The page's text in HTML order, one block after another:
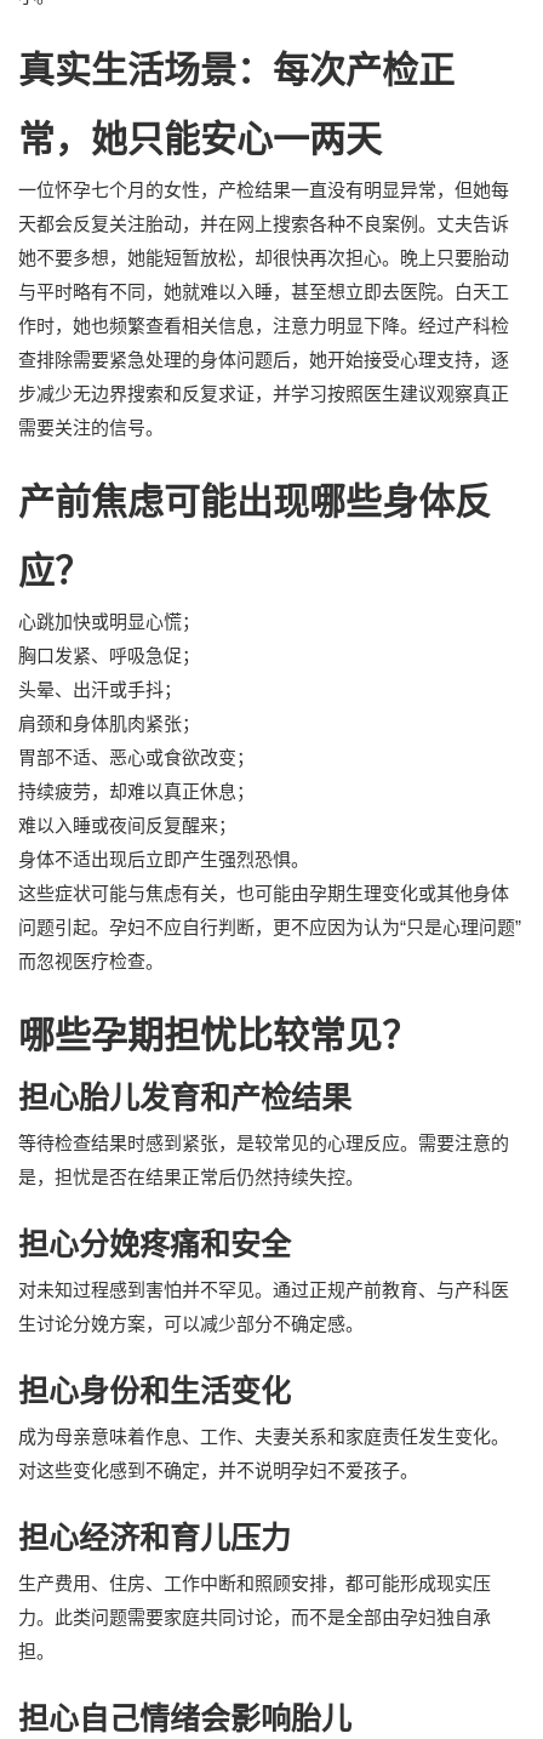
真实生活场景：每次产检正
常，她只能安心一两天
一位怀孕七个月的女性，产检结果一直没有明显异常，但她每
天都会反复关注胎动，并在网上搜索各种不良案例。丈夫告诉
她不要多想，她能短暂放松，却很快再次担心。晚上只要胎动
与平时略有不同，她就难以入睡，甚至想立即去医院。白天工
作时，她也频繁查看相关信息，注意力明显下降。经过产科检
查排除需要紧急处理的身体问题后，她开始接受心理支持，逐
步减少无边界搜索和反复求证，并学习按照医生建议观察真正
需要关注的信号。
产前焦虑可能出现哪些身体反
应？
心跳加快或明显心慌；
胸口发紧、呼吸急促；
头晕、出汗或手抖；
肩颈和身体肌肉紧张；
胃部不适、恶心或食欲改变；
持续疲劳，却难以真正休息；
难以入睡或夜间反复醒来；
身体不适出现后立即产生强烈恐惧。
这些症状可能与焦虑有关，也可能由孕期生理变化或其他身体
问题引起。孕妇不应自行判断，更不应因为认为“只是心理问题”
而忽视医疗检查。
哪些孕期担忧比较常见？
担心胎儿发育和产检结果
等待检查结果时感到紧张，是较常见的心理反应。需要注意的
是，担忧是否在结果正常后仍然持续失控。
担心分娩疼痛和安全
对未知过程感到害怕并不罕见。通过正规产前教育、与产科医
生讨论分娩方案，可以减少部分不确定感。
担心身份和生活变化
成为母亲意味着作息、工作、夫妻关系和家庭责任发生变化。
对这些变化感到不确定，并不说明孕妇不爱孩子。
担心经济和育儿压力
生产费用、住房、工作中断和照顾安排，都可能形成现实压
力。此类问题需要家庭共同讨论，而不是全部由孕妇独自承
担。
担心自己情绪会影响胎儿